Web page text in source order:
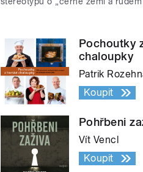
Pochoutky
chaloupky
Patrik
Koupit
Pohřbeni
Vít Vencl
Koupit